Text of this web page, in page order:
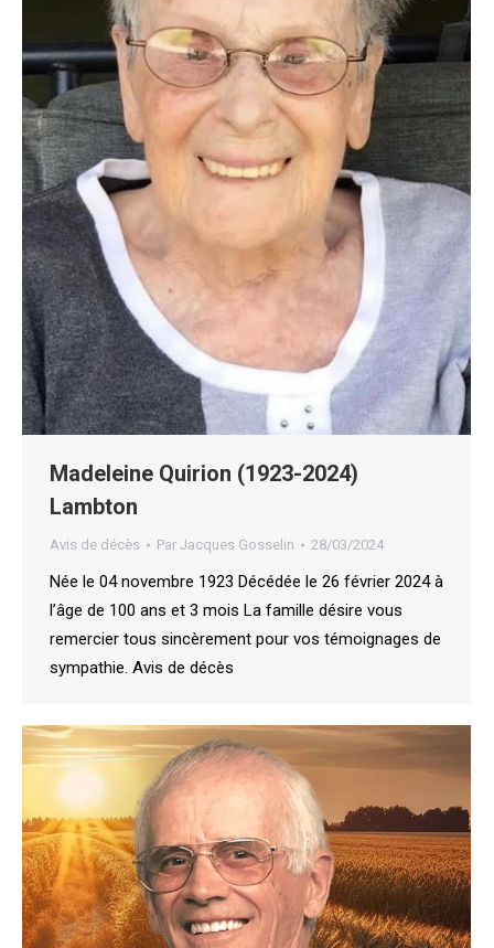
Madeleine Quirion (1923-2024)
Lambton
Avis de décès Par Jacques Gosselin 28/03/2024
Née le 04 novembre 1923 Décédée le 26 février 2024 à
l’âge de 100 ans et 3 mois La famille désire vous
remercier tous sincèrement pour vos témoignages de
sympathie. Avis de décès